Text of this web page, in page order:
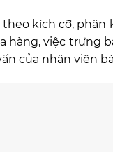
kích cỡ,
hàng, việc trưng
của nhân viên